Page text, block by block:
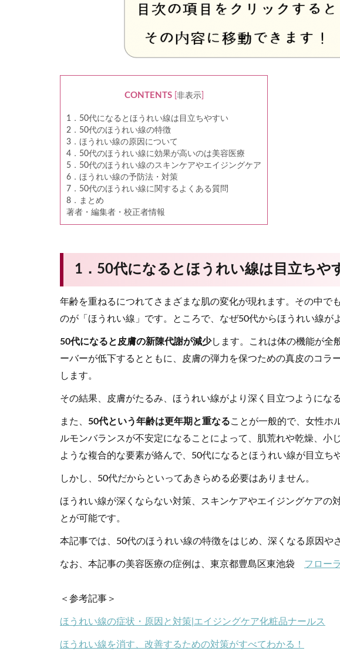
CONTENTS 非表示]
1．50代になるとほうれい線は目立ちやすい
2．50代のほうれい線の特徴
3．ほうれい線の原因について
4．50代のほうれい線に効果が高いのは美容医療
5．50代のほうれい線のスキンケアやエイジングケア
6．ほうれい線の予防法・対策
7．50代のほうれい線に関するよくある質問
8．まとめ
著者・編集者・校正者情報
1．50代になるとほうれい線は目立ちや
年齢を重ねるにつれてさまざまな肌の変化が現れます。その中で
のが「ほうれい線」です。ところで、なぜ50代からほうれい線が
50代になると皮膚の新陳代謝が減少します。これは体の機能が全
ーバーが低下するとともに、皮膚の弾力を保つための真皮のコラ
します。
その結果、皮膚がたるみ、ほうれい線がより深く目立つようになる
また、 50代という年齢は更年期と重なることが一般的で、女性ホ
ルモンバランスが不安定になることによって、肌荒れや乾燥、小
ような複合的な要素が絡んで、50代になるとほうれい線が目立ち
しかし、50代だからといってあきらめる必要はありません。
ほうれい線が深くならない対策、スキンケアやエイジングケアの
とが可能です。
本記事では、50代のほうれい線の特徴をはじめ、深くなる原因や
なお、本記事の美容医療の症例は、東京都豊島区東池袋 フロー
＜参考記事＞
ほうれい線の症状・原因と対策|エイジングケア化粧品ナールス
ほうれい線を消す、改善するための対策がすべてわかる！